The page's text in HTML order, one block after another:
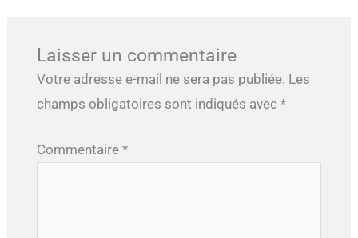
Laisser un commentaire
Votre adresse e-mail ne sera pas publiée. Les
champs obligatoires sont indiqués avec *
Commentaire *